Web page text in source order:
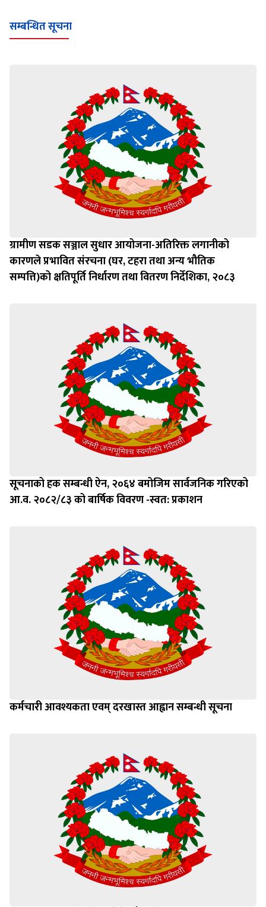
सम्बन्धित सूचना
ग्रामीण सडक सञ्जाल सुधार आयोजना-अतिरिक्त लगानीको
कारणले प्रभावित संरचना (घर, टहरा तथा अन्य भौतिक
सम्पत्ति)को क्षतिपूर्ति निर्धारण तथा वितरण निर्देशिका, २०८३
सूचनाको हक सम्बन्धी ऐन, २०६४ बमोजिम सार्वजनिक गरिएको
आ.व. २०८२/८३ को बार्षिक विवरण -स्वत: प्रकाशन
कर्मचारी आवश्यकता एवम् दरखास्त आह्वान सम्बन्धी सूचना